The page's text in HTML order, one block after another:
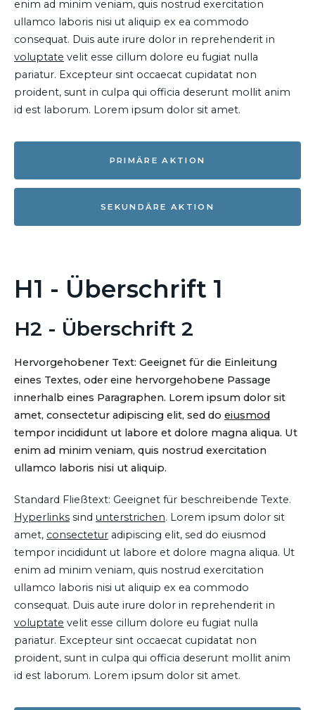
enim ad minim veniam, quis nostrud exercitation
ullamco laboris nisi ut aliquip ex ea commodo
consequat. Duis aute irure dolor in reprehenderit in
voluptate velit esse cillum dolore eu fugiat nulla
pariatur. Excepteur sint occaecat cupidatat non
proident, sunt in culpa qui officia deserunt mollit anim
id est laborum. Lorem ipsum dolor sit amet.
PRIMÄRE AKTION
SEKUNDÄRE AKTION
H1 - Überschrift 1
H2 - Überschrift 2
Hervorgehobener Text: Geeignet für die Einleitung
eines Textes, oder eine hervorgehobene Passage
innerhalb eines Paragraphen. Lorem ipsum dolor sit
amet, consectetur adipiscing elit, sed do eiusmod
tempor incididunt ut labore et dolore magna aliqua. Ut
enim ad minim veniam, quis nostrud exercitation
ullamco laboris nisi ut aliquip.
Standard Fließtext: Geeignet für beschreibende Texte.
Hyperlinks sind unterstrichen. Lorem ipsum dolor sit
amet, consectetur adipiscing elit, sed do eiusmod
tempor incididunt ut labore et dolore magna aliqua. Ut
enim ad minim veniam, quis nostrud exercitation
ullamco laboris nisi ut aliquip ex ea commodo
consequat. Duis aute irure dolor in reprehenderit in
voluptate velit esse cillum dolore eu fugiat nulla
pariatur. Excepteur sint occaecat cupidatat non
proident, sunt in culpa qui officia deserunt mollit anim
id est laborum. Lorem ipsum dolor sit amet.